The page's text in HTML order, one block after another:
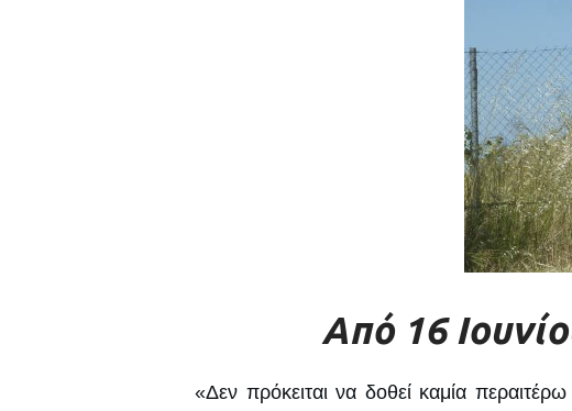
Από 16
«Δεν πρόκειται να δοθεί καμία